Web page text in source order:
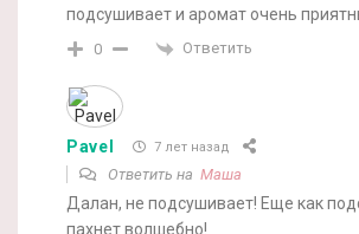
подсушивает и аромат очень
0 Ответить
Pavel 7 лет назад
Ответить на Маша
Далан, не подсушивает! Еще как
пахнет волшебно!